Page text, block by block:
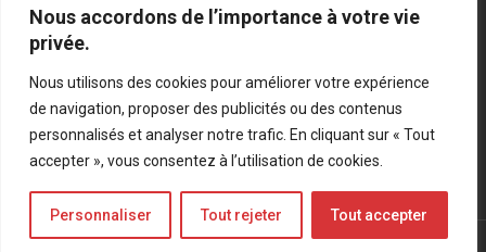
Nous accordons de l’importance à votre vie
privée.
Nous utilisons des cookies pour améliorer votre expérience
de navigation, proposer des publicités ou des contenus
personnalisés et analyser notre trafic. En cliquant sur « Tout
accepter », vous consentez à l’utilisation de cookies.
Personnaliser Tout rejeter Tout accepter
Mentions légales Politique de confidentialité
Bluesky
LinkedIn
Twitter
© Forces Operations Blog - 2022